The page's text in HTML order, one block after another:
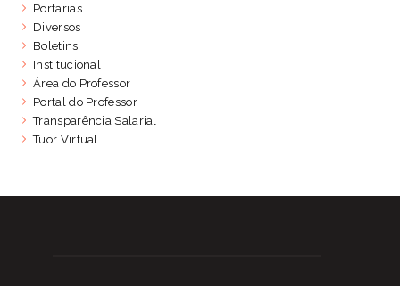
Portarias
Diversos
Boletins
Institucional
Área do Professor
Portal do Professor
Transparência Salarial
Tuor Virtual